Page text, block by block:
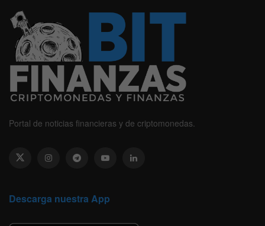
Portal de noticias financieras y de criptomonedas.
Descarga nuestra App